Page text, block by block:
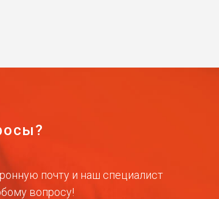
почту и наш специалист
вопросу!